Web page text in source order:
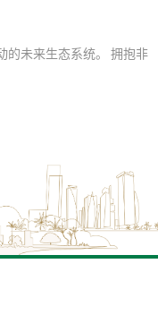
的未来生态系统。 拥抱非